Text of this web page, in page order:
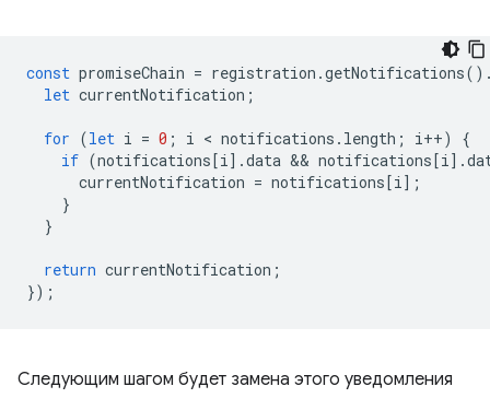
const promiseChain = registration .getNotifications
let currentNotification ;
for (let i = 0 ; i < notifications . length ; i++)
{
if (notifications[i].data && notifications[i].
currentNotification = notifications[i];
}
}
return currentNotification ;
});
Следующим шагом будет замена этого уведомления